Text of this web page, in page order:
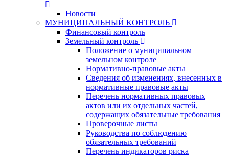
Новости
МУНИЦИПАЛЬНЫЙ КОНТРОЛЬ
Финансовый контроль
Земельный контроль
Положение о муниципальном
земельном контроле
Нормативно-правовые акты
Сведения об изменениях, внесенных в
нормативные правовые акты
Перечень нормативных правовых
актов или их отдельных частей,
содержащих обязательные требования
Проверочные листы
Руководства по соблюдению
обязательных требований
Перечень индикаторов риска